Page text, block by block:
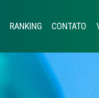
RANKING CONTATO